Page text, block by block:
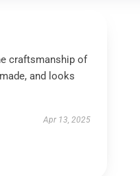
craftsmanship of
and looks
Apr 13, 2025